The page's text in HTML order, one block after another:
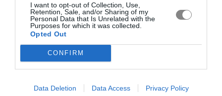
I want to opt-out of Collection, Use,
Retention, Sale, and/or Sharing of my
Personal Data that Is Unrelated with the
Purposes for which it was collected.
Opted Out
CONFIRM
Data Deletion Data Access Privacy Policy